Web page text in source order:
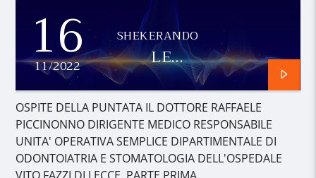
16
11/2022
SHEKERANDO
LE
BUONE
PRATICHE
E LE
BUONE
NOTIZIE
DAL
SALENTO
OSPITE DELLA PUNTATA IL DOTTORE RAFFAELE
PICCINONNO DIRIGENTE MEDICO RESPONSABILE
UNITA' OPERATIVA SEMPLICE DIPARTIMENTALE DI
ODONTOIATRIA E STOMATOLOGIA DELL'OSPEDALE
VITO FAZZI DI LECCE. PARTE PRIMA